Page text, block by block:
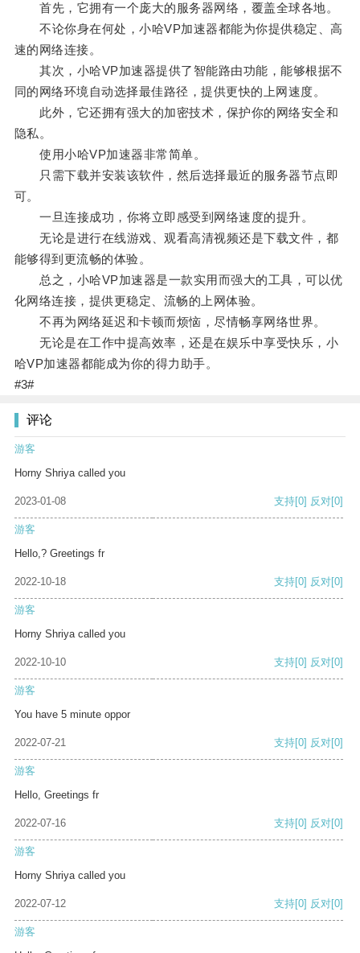
首先，它拥有一个庞大的服务器网络，覆盖全球各地。
不论你身在何处，小哈VP加速器都能为你提供稳定、高
速的网络连接。
其次，小哈VP加速器提供了智能路由功能，能够根据不
同的网络环境自动选择最佳路径，提供更快的上网速度。
此外，它还拥有强大的加密技术，保护你的网络安全和
隐私。
使用小哈VP加速器非常简单。
只需下载并安装该软件，然后选择最近的服务器节点即
可。
一旦连接成功，你将立即感受到网络速度的提升。
无论是进行在线游戏、观看高清视频还是下载文件，都
能够得到更流畅的体验。
总之，小哈VP加速器是一款实用而强大的工具，可以优
化网络连接，提供更稳定、流畅的上网体验。
不再为网络延迟和卡顿而烦恼，尽情畅享网络世界。
无论是在工作中提高效率，还是在娱乐中享受快乐，小
哈VP加速器都能成为你的得力助手。
#3#
评论
游客
Horny Shriya called you
2023-01-08 支持[0] 反对[0]
游客
Hello,? Greetings fr
2022-10-18 支持[0] 反对[0]
游客
Horny Shriya called you
2022-10-10 支持[0] 反对[0]
游客
You have 5 minute oppor
2022-07-21 支持[0] 反对[0]
游客
Hello, Greetings fr
2022-07-16 支持[0] 反对[0]
游客
Horny Shriya called you
2022-07-12 支持[0] 反对[0]
游客